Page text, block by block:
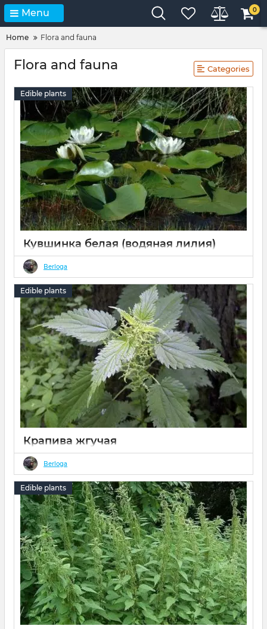
Menu 0
Home Flora and fauna
Flora and fauna Categories
Edible plants
Кувшинка белая (водяная лилия)
13 02 2022
Berloga
Edible plants
Крапива жгучая
13 02 2022
крапива, жалюга, жгучка, жалива, жегала, стреканка,
стрекава, костырка, кострика, спорекуша, ветрень,
серипалакс, сейзир, кирткен , егиндж, тчинтчари ,
поцелуй холостяка
Berloga
Edible plants